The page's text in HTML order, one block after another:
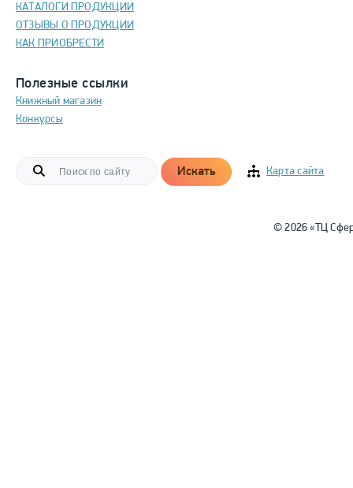
КАТАЛОГИ ПРОДУКЦИИ
ОТЗЫВЫ О ПРОДУКЦИИ
КАК ПРИОБРЕСТИ
Полезные ссылки
Книжный магазин
Конкурсы
Искать Карта сайта
© 2026 «ТЦ